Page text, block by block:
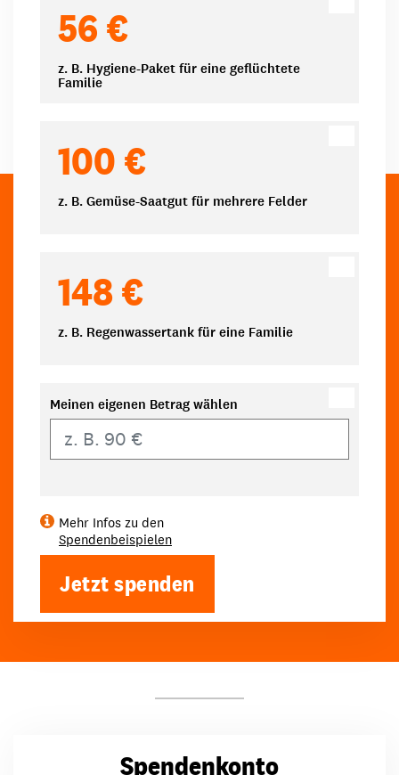
56 €
z. B. Hygiene-Paket für eine geflüchtete
Familie
100 €
z. B. Gemüse-Saatgut für mehrere Felder
148 €
z. B. Regenwassertank für eine Familie
Meinen eigenen Betrag wählen
Mehr Infos zu den
Spendenbeispielen
Jetzt spenden
Spendenkonto